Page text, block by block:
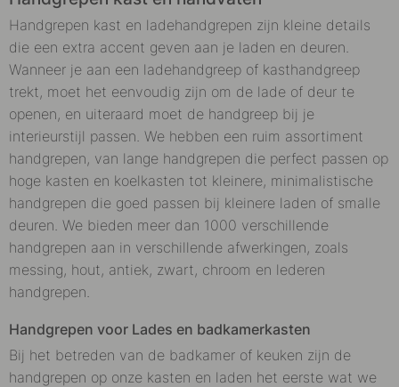
Handgrepen kast en ladehandgrepen zijn kleine details
die een extra accent geven aan je laden en deuren.
Wanneer je aan een ladehandgreep of kasthandgreep
trekt, moet het eenvoudig zijn om de lade of deur te
openen, en uiteraard moet de handgreep bij je
interieurstijl passen. We hebben een ruim assortiment
handgrepen, van lange handgrepen die perfect passen op
hoge kasten en koelkasten tot kleinere, minimalistische
handgrepen die goed passen bij kleinere laden of smalle
deuren. We bieden meer dan 1000 verschillende
handgrepen aan in verschillende afwerkingen, zoals
messing, hout, antiek, zwart, chroom en lederen
handgrepen.
Handgrepen voor Lades en badkamerkasten
Bij het betreden van de badkamer of keuken zijn de
handgrepen op onze kasten en laden het eerste wat we